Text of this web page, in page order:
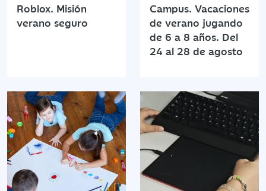
Roblox. Misión
verano seguro
Campus. Vacaciones
de verano jugando
de 6 a 8 años. Del
24 al 28 de agosto